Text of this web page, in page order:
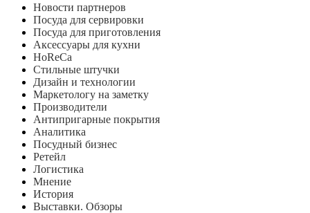
Новости партнеров
Посуда для сервировки
Посуда для приготовления
Аксессуары для кухни
HoReCa
Стильные штучки
Дизайн и технологии
Маркетологу на заметку
Производители
Антипригарные покрытия
Аналитика
Посудный бизнес
Ретейл
Логистика
Мнение
История
Выставки. Обзоры